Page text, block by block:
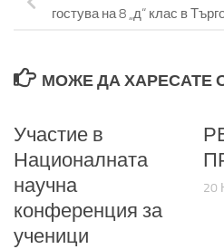
гостува на 8 „д“ клас в
МОЖЕ ДА ХАРЕСАТЕ
Участие в
Националната
научна
конференция за
ученици
20